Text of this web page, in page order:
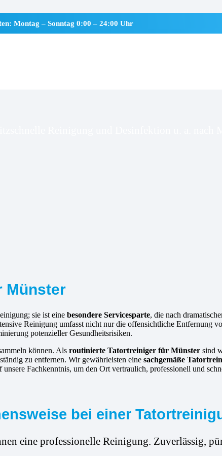
Montag – Sonntag 0:00 – 24:00 Uhr
Reinigung und Desinfektion u. a. nach
Münster
sie ist eine besondere Servicesparte, die nach
Reinigung umfasst nicht nur die offensichtliche Entfernung
potenzieller Gesundheitsrisiken.
können. Als routinierte Tatortreiniger für Münster sind
zu entfernen. Wir gewährleisten eine sachgemäße
Fachkenntnis, um den Ort vertraulich, professionell und
bei einer
eine professionelle Reinigung. Zuverlässig,